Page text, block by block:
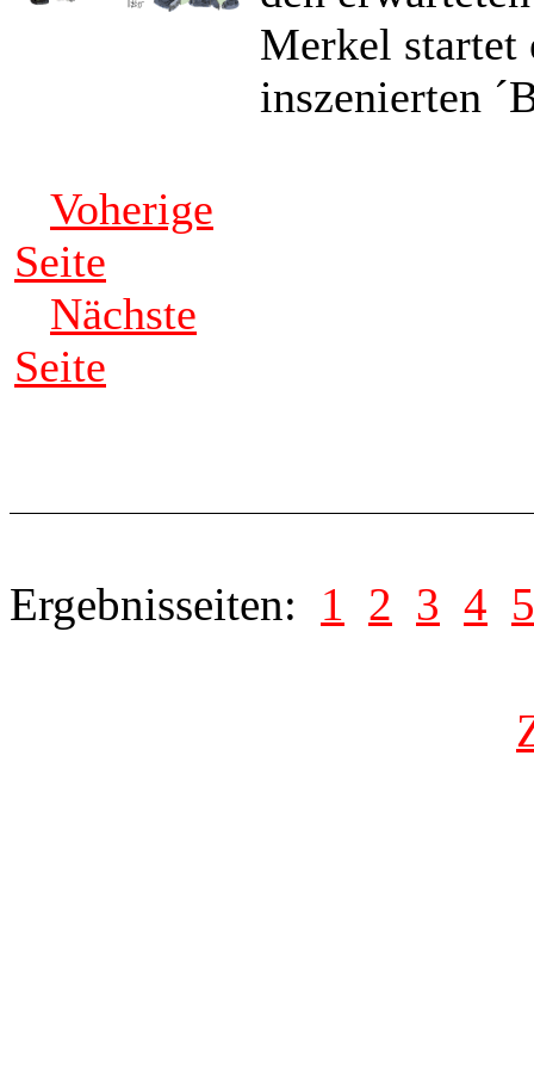
Merkel startet
inszenierten
Voherige
Seite
Nächste
Seite
Ergebnisseiten: 1 2 3 4 5